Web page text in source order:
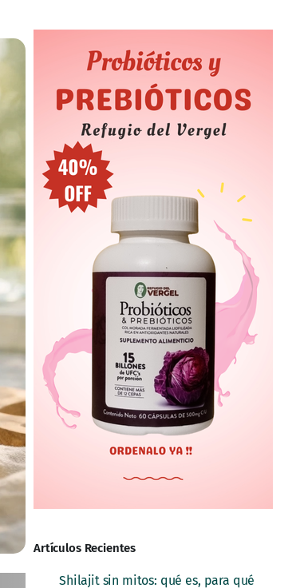
Artículos Recientes
Shilajit sin mitos: qué es, para qué